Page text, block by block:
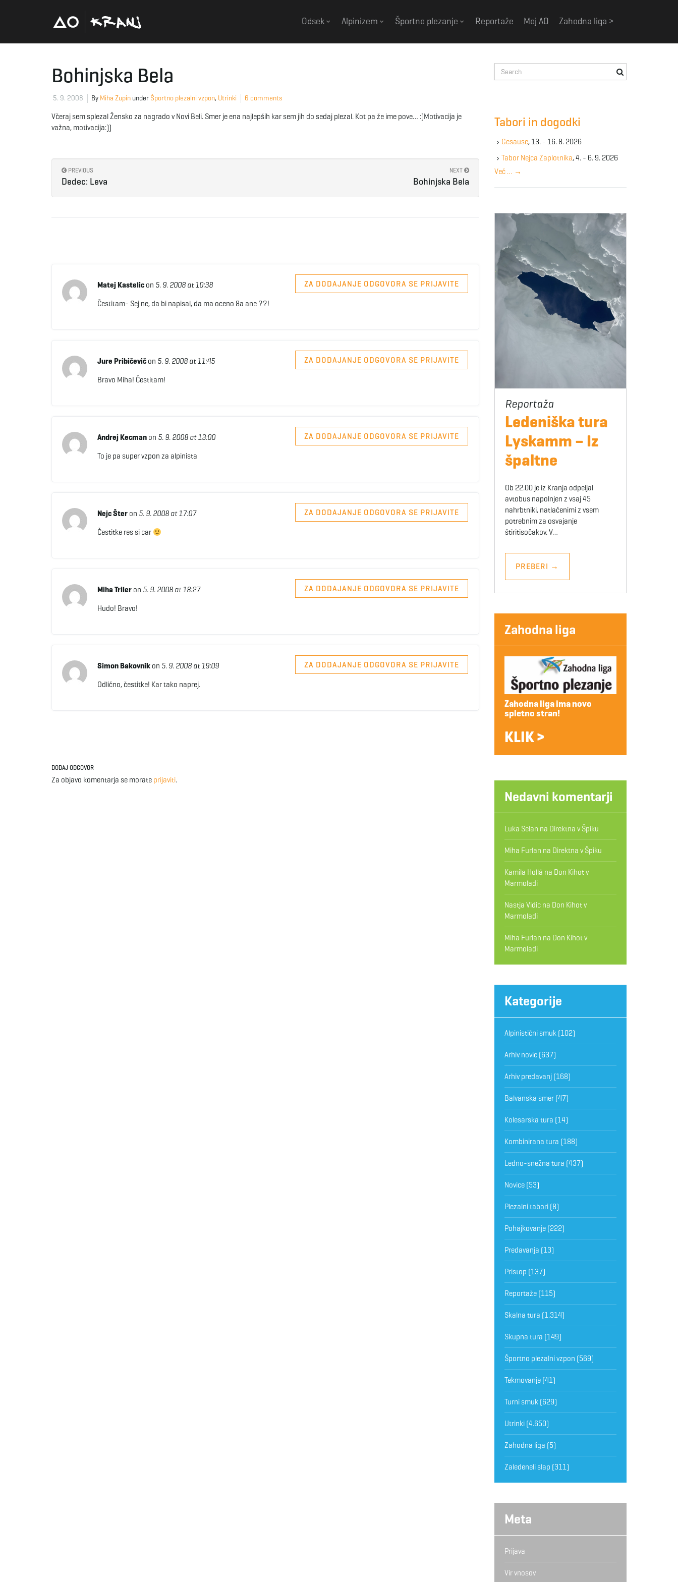
Odsek Alpinizem Športno plezanje Reportaže Moj AO Zahodna liga >
Bohinjska Bela
5. 9. 2008 By Miha Zupin under Športno plezalni vzpon, Utrinki 6 comments
Včeraj sem splezal Žensko za nagrado v Novi Beli. Smer je ena najlepših kar sem jih do sedaj plezal. Kot pa že ime pove… :)Motivacija je
važna, motivacija:))
PREVIOUS
Dedec: Leva
NEXT
Bohinjska Bela
Matej Kastelicon 5. 9. 2008 at 10:38 ZA DODAJANJE ODGOVORA SE PRIJAVITE
Čestitam- Sej ne, da bi napisal, da ma oceno 8a ane ??!
Jure Pribičevičon 5. 9. 2008 at 11:45 ZA DODAJANJE ODGOVORA SE PRIJAVITE
Bravo Miha! Čestitam!
Andrej Kecmanon 5. 9. 2008 at 13:00 ZA DODAJANJE ODGOVORA SE PRIJAVITE
To je pa super vzpon za alpinista
Nejc Šteron 5. 9. 2008 at 17:07 ZA DODAJANJE ODGOVORA SE PRIJAVITE
Čestitke res si car
Miha Trileron 5. 9. 2008 at 18:27 ZA DODAJANJE ODGOVORA SE PRIJAVITE
Hudo! Bravo!
Simon Bakovnikon 5. 9. 2008 at 19:09 ZA DODAJANJE ODGOVORA SE PRIJAVITE
Odlično, čestitke! Kar tako naprej.
DODAJ ODGOVOR
Za objavo komentarja se morate prijaviti.
e
e
y
w
r
Tabori in dogodki
Gesause, 13. - 16. 8. 2026
Tabor Nejca Zaplotnika, 4. - 6. 9. 2026
Več … →
Ledeniška tura
Lyskamm – Iz
špaltne
Ob 22.00 je iz Kranja odpeljal
avtobus napolnjen z vsaj 45
nahrbtniki, natlačenimi z vsem
potrebnim za osvajanje
štiritisočakov. V…
PREBERI →
Zahodna liga
Zahodna liga ima novo
spletno stran!
KLIK >
Nedavni komentarji
Luka Selan na Direktna v Špiku
Miha Furlan na Direktna v Špiku
Kamila Hollá na Don Kihot v
Marmoladi
Nastja Vidicna Don Kihot v
Marmoladi
Miha Furlan na Don Kihot v
Marmoladi
Kategorije
Alpinistični smuk(102)
Arhiv novic(637)
Arhiv predavanj(168)
Balvanska smer(47)
Kolesarska tura (14)
Kombinirana tura (188)
Ledno-snežna tura (437)
Novice(53)
Plezalni tabori(8)
Pohajkovanje(222)
Predavanja (13)
Pristop (137)
Reportaže(115)
Skalna tura (1.314)
Skupna tura (149)
Športno plezalni vzpon (569)
Tekmovanje(41)
Turni smuk(629)
Utrinki(4.650)
Zahodna liga (5)
Zaledeneli slap (311)
Meta
Prijava
Vir vnosov